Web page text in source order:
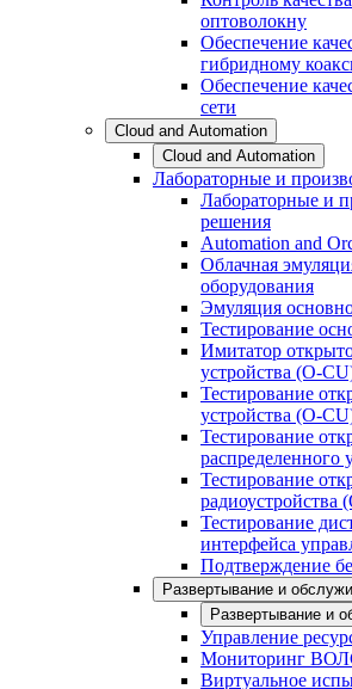
оптоволокну
Обеспечение
гибридному
Обеспечение
сети
Cloud and Automation
Cloud and Automation
Лабораторные и
Лабораторные и
решения
Automation and
Облачная
оборудования
Эмуляция
Тестирование
Имитатор
устройства (O-
Тестирование
устройства (O-
Тестирование
распределенного
Тестирование
радиоустройства
Тестирование
интерфейса
Подтверждение
Развертывание и
Развертывание и
Управление
Мониторинг
Виртуальное